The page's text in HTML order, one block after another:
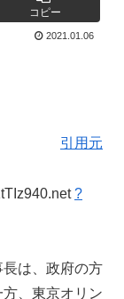
コピー
2021.01.06
引用元
?
は、政府の方
、東京オリン